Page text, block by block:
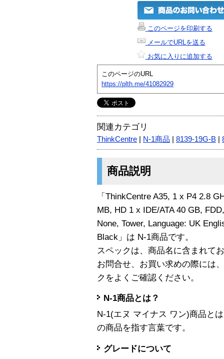
このページを印刷する
メールでURLを送る
お気に入りに追加する
このページのURL
https://plth.me/41082929
関連カテゴリ
ThinkCentre N-1商品 8139-19G-B
商品説明
「ThinkCentre A35, 1 x P4 2.8
MB, HD 1 x IDE/ATA 40 GB,
None, Tower, Language: UK
Black」は N-1商品です。
スペックは、商品名に含まれて
お問合せ、お買い求めの際には
クをよくご確認ください。
N-1商品とは？
N-1(エヌ マイナス ワン)商品と
の商品を指す言葉です。
グレードについて